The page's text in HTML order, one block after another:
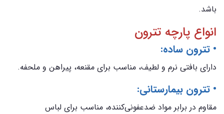
باشد.
انواع پارچه تترون
• تترون ساده:
دارای بافتی نرم و لطیف، مناسب برای مقنعه، پیراهن و ملحفه.
• تترون بیمارستانی:
مقاوم در برابر مواد ضدعفونی‌کننده، مناسب برای لباس